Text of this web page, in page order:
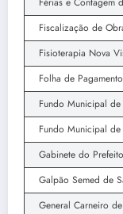
Fiscalização de
Fisioterapia Nova
Folha de
Fundo Municipal
Fundo Municipal
Gabinete do
Galpão Semed de
General Carneiro